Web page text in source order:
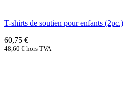
T-shirts de soutien pour enfants (2pc.)
60,75 €
48,60 € hors TVA